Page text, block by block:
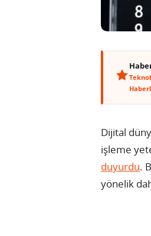
Dijital
işleme
duyurdu.
yönelik